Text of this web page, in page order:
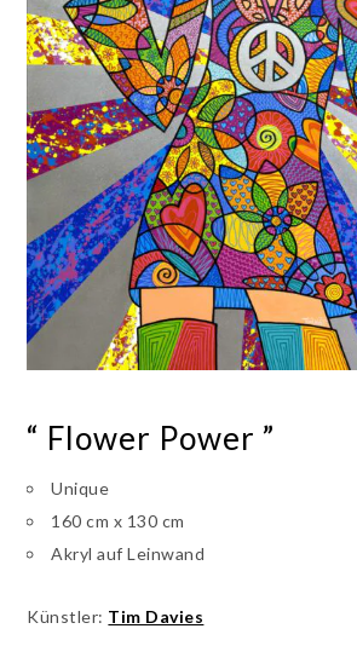
“ Flower Power ”
Unique
160 cm x 130 cm
Akryl auf Leinwand
Künstler: Tim Davies